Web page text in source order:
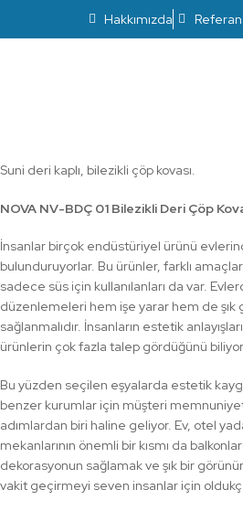
Hakkımızda
Suni deri kaplı, bilezikli çöp kovası.
NOVA NV-BDÇ 01 Bilezikli Deri Çöp
İnsanlar birçok endüstüriyel ürünü
bulunduruyorlar. Bu ürünler, farklı
sadece süs için kullanılanları da var.
düzenlemeleri hem işe yarar hem de şık
sağlanmalıdır. İnsanların estetik
ürünlerin çok fazla talep gördüğünü
Bu yüzden seçilen eşyalarda estetik
benzer kurumlar için müşteri
adımlardan biri haline geliyor. Ev, otel
mekanlarının önemli bir kısmı da
dekorasyonun sağlamak ve şık bir
vakit geçirmeyi seven insanlar için